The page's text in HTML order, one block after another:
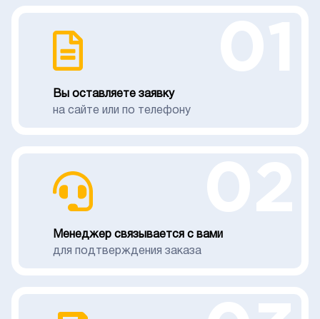
Вы оставляете заявку
на сайте или по телефону
Менеджер связывается с вами
для подтверждения заказа